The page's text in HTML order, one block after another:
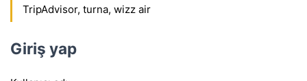
TripAdvisor, turna, wizz air
Giriş yap